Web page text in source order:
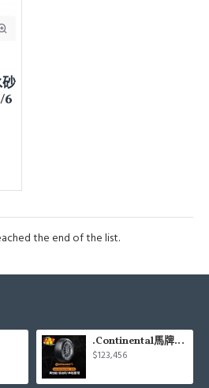
6
the end of the list.
.Continental馬牌CCK輪胎特價專區
$123,456